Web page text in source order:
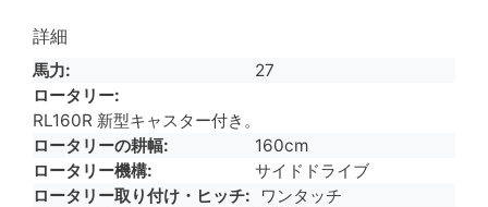
詳細
馬力
27
ロータリー
RL160R 新型キャスター付き。
ロータリーの耕幅
160cm
ロータリー機構
サイドドライブ
ロータリー取り付け・ヒッチ
ワンタッチ